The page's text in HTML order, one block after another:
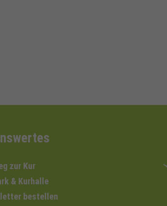
zur Kur
& Kurhalle
bestellen